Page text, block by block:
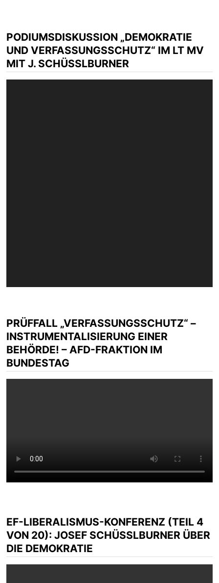
PODIUMSDISKUSSION „DEMOKRATIE
UND VERFASSUNGSSCHUTZ“ IM LT MV
MIT J. SCHÜSSLBURNER
PRÜFFALL „VERFASSUNGSSCHUTZ“ –
INSTRUMENTALISIERUNG EINER
BEHÖRDE! – AFD-FRAKTION IM
BUNDESTAG
EF-LIBERALISMUS-KONFERENZ (TEIL 4
VON 20): JOSEF SCHÜSSLBURNER ÜBER D
IE DEMOKRATIE